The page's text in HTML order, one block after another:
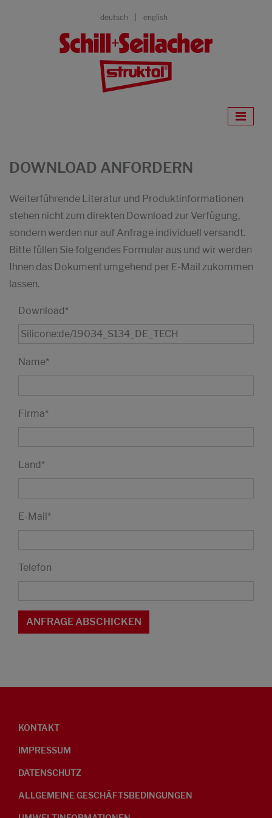
deutsch english
DOWNLOAD ANFORDERN
Weiterführende Literatur und Produktinformationen
stehen nicht zum direkten Download zur Verfügung,
sondern werden nur auf Anfrage individuell versandt.
Bitte füllen Sie folgendes Formular aus und wir werden
Ihnen das Dokument umgehend per E-Mail zukommen
lassen.
Download*
Name*
Firma*
Land*
E-Mail*
Telefon
KONTAKT
IMPRESSUM
DATENSCHUTZ
ALLGEMEINE GESCHÄFTSBEDINGUNGEN